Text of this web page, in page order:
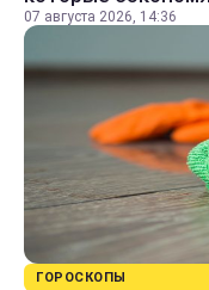
07 августа 2026, 14:36
ГОРОСКОПЫ